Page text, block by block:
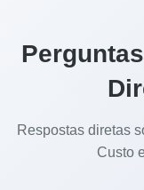
Respostas diretas
Custo